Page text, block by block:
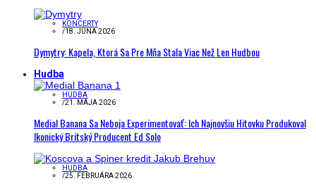
KONCERTY
/18. JÚNA 2026
Dymytry: Kapela, Ktorá Sa Pre Mňa Stala Viac Než Len Hudbou
Hudba
HUDBA
/21. MÁJA 2026
Medial Banana Sa Neboja Experimentovať: Ich Najnovšiu Hitovku Produkoval
Ikonický Britský Producent Ed Solo
HUDBA
/25. FEBRUÁRA 2026